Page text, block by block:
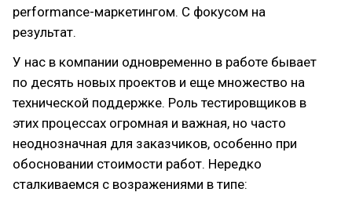
performance-маркетингом. С фокусом на
результат.
У нас в компании одновременно в работе бывает
по десять новых проектов и еще множество на
технической поддержке. Роль тестировщиков в
этих процессах огромная и важная, но часто
неоднозначная для заказчиков, особенно при
обосновании стоимости работ. Нередко
сталкиваемся с возражениями в типе: